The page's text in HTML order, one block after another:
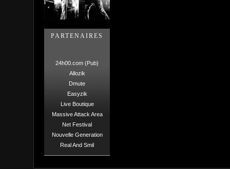
PARTENAIRES
24h00.com (Pub)
Allozik
Dmute
Easyzik
Live Boutique
Massive Attack Area
Net Festival
Nouvelle Generation
Real And Smil